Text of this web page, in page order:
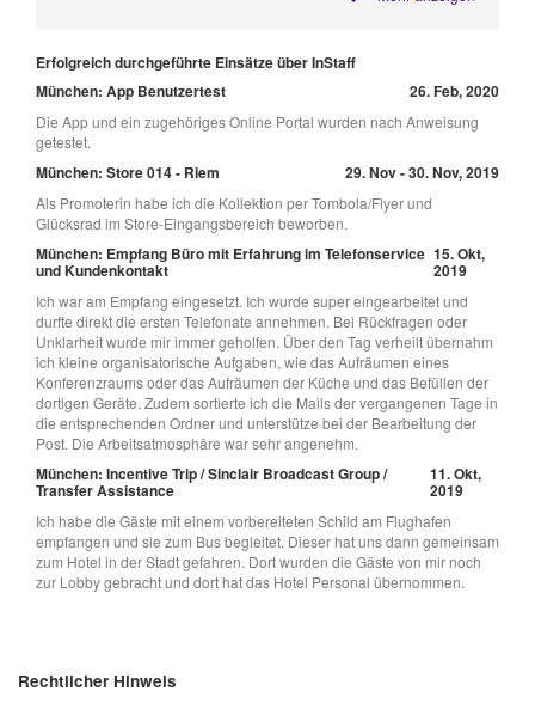
Erfolgreich durchgeführte Einsätze über InStaff
München: App Benutzertest
26. Feb, 2020
Die App und ein zugehöriges Online Portal wurden nach Anweisung
getestet.
München: Store 014 - Riem 29. Nov - 30. Nov, 2019
Als Promoterin habe ich die Kollektion per Tombola/Flyer und
Glücksrad im Store-Eingangsbereich beworben.
München: Empfang Büro mit Erfahrung im Telefonservice
und Kundenkontakt
15. Okt,
2019
Ich war am Empfang eingesetzt. Ich wurde super eingearbeitet und
durfte direkt die ersten Telefonate annehmen. Bei Rückfragen oder
Unklarheit wurde mir immer geholfen. Über den Tag verheilt übernahm
ich kleine organisatorische Aufgaben, wie das Aufräumen eines
Konferenzraums oder das Aufräumen der Küche und das Befüllen der
dortigen Geräte. Zudem sortierte ich die Mails der vergangenen Tage in
die entsprechenden Ordner und unterstütze bei der Bearbeitung der
Post. Die Arbeitsatmosphäre war sehr angenehm.
München: Incentive Trip / Sinclair Broadcast Group /
Transfer Assistance
11. Okt,
2019
Ich habe die Gäste mit einem vorbereiteten Schild am Flughafen
empfangen und sie zum Bus begleitet. Dieser hat uns dann gemeinsam
zum Hotel in der Stadt gefahren. Dort wurden die Gäste von mir noch
zur Lobby gebracht und dort hat das Hotel Personal übernommen.
Rechtlicher Hinweis